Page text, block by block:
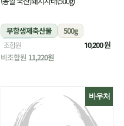
무항생제축산물
500g
냉장
조합원 10,200원
비조합원 11,220원
바우처